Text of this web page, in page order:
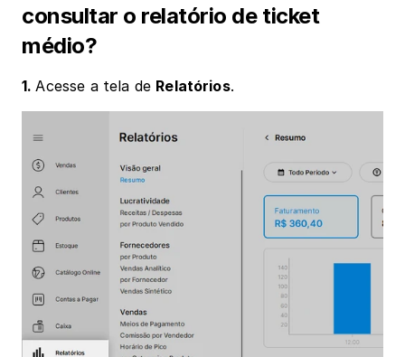
consultar o relatório de ticket
médio?
1. Acesse a tela de Relatórios.